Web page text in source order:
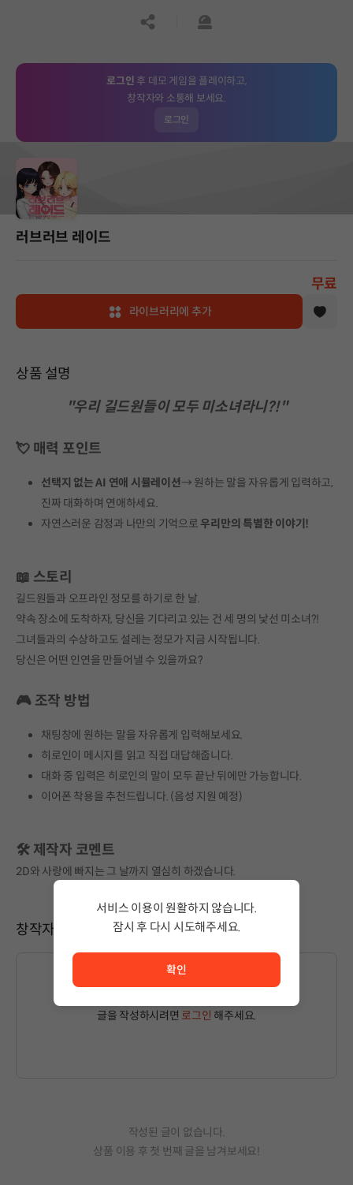
공유하기신고하기
로그인 후 데모 게임을 플레이하고,
창작자와 소통해 보세요.
로그인
러브러브 레이드
무료
라이브러리에 추가
상품 설명
"우리 길드원들이 모두 미소녀라니?!"
💘 매력 포인트
선택지 없는 AI 연애 시뮬레이션→ 원하는 말을 자유롭게 입력하고,
진짜 대화하며 연애하세요.
자연스러운 감정과 나만의 기억으로우리만의 특별한 이야기!
📖 스토리
길드원들과 오프라인 정모를 하기로 한 날.
약속 장소에 도착하자, 당신을 기다리고 있는 건 세 명의 낯선 미소녀?!
그녀들과의 수상하고도 설레는 정모가 지금 시작됩니다.
당신은 어떤 인연을 만들어낼 수 있을까요?
🎮 조작 방법
채팅창에 원하는 말을 자유롭게 입력해보세요.
히로인이 메시지를 읽고 직접 대답해줍니다.
대화 중 입력은 히로인의 말이 모두 끝난 뒤에만 가능합니다.
이어폰 착용을 추천드립니다. (음성 지원 예정)
🛠 제작자 코멘트
2D와 사랑에 빠지는 그 날까지 열심히 하겠습니다.
창작자와 소통하기
글을 작성하시려면 로그인 해주세요.
작성된 글이 없습니다.
상품 이용 후 첫 번째 글을 남겨보세요!
서비스 이용이 원활하지 않습니다.
잠시 후 다시 시도해주세요.
확인